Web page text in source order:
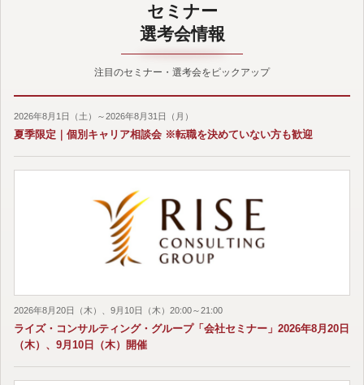
セミナー
選考会情報
注目のセミナー・選考会をピックアップ
2026年8月1日（土）～2026年8月31日（月）
夏季限定｜個別キャリア相談会 ※転職を決めていない方も歓迎
2026年8月20日（木）、9月10日（木）20:00～21:00
ライズ・コンサルティング・グループ「会社セミナー」2026年8月20日
（木）、9月10日（木）開催